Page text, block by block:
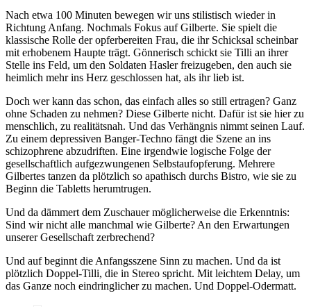
Nach etwa 100 Minuten bewegen wir uns stilistisch wieder in
Richtung Anfang. Nochmals Fokus auf Gilberte. Sie spielt die
klassische Rolle der opferbereiten Frau, die ihr Schicksal scheinbar
mit erhobenem Haupte trägt. Gönnerisch schickt sie Tilli an ihrer
Stelle ins Feld, um den Soldaten Hasler freizugeben, den auch sie
heimlich mehr ins Herz geschlossen hat, als ihr lieb ist.
Doch wer kann das schon, das einfach alles so still ertragen? Ganz
ohne Schaden zu nehmen? Diese Gilberte nicht. Dafür ist sie hier zu
menschlich, zu realitätsnah. Und das Verhängnis nimmt seinen Lauf.
Zu einem depressiven Banger-Techno fängt die Szene an ins
schizophrene abzudriften. Eine irgendwie logische Folge der
gesellschaftlich aufgezwungenen Selbstaufopferung. Mehrere
Gilbertes tanzen da plötzlich so apathisch durchs Bistro, wie sie zu
Beginn die Tabletts herumtrugen.
Und da dämmert dem Zuschauer möglicherweise die Erkenntnis:
Sind wir nicht alle manchmal wie Gilberte? An den Erwartungen
unserer Gesellschaft zerbrechend?
Und auf beginnt die Anfangsszene Sinn zu machen. Und da ist
plötzlich Doppel-Tilli, die in Stereo spricht. Mit leichtem Delay, um
das Ganze noch eindringlicher zu machen. Und Doppel-Odermatt.